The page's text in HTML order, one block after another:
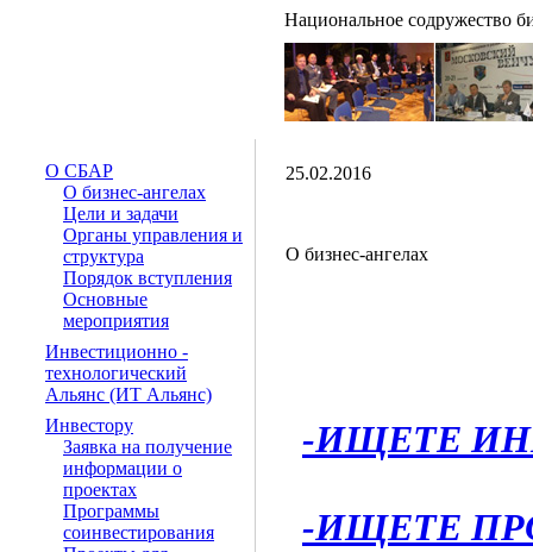
Национальное содружество
О СБАР
О бизнес-ангелах
Цели и задачи
Органы управления и
структура
Порядок вступления
Основные
мероприятия
Инвестиционно -
технологический
Альянс (ИТ Альянс)
Инвестору
Заявка на получение
информации о
проектах
Программы
соинвестирования
25.02.2016
О бизнес-ангелах
-ИЩЕТЕ
-ИЩЕТЕ